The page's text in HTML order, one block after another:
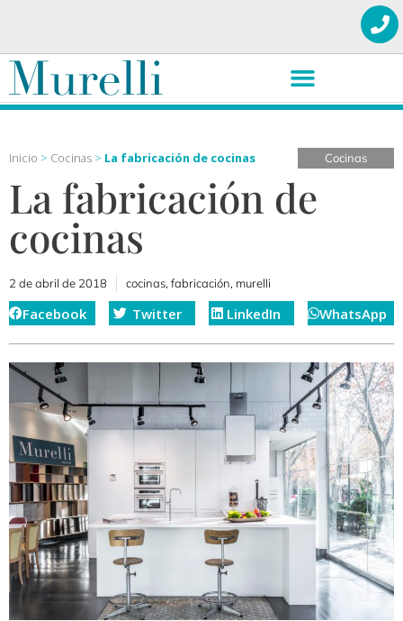
Inicio > Cocinas > La fabricación de cocinas Cocinas
La fabricación de
cocinas
2 de abril de 2018 cocinas, fabricación, murelli
Facebook Twitter LinkedIn WhatsApp